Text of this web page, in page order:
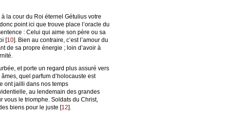
la cour du Roi éternel Gétulius votre
point ici que trouve place l’oracle du
: Celui qui aime son père ou sa
[10]. Bien au contraire, c’est l’amour du
de sa propre énergie ; loin d’avoir à
et porte un regard plus assuré vers
quel parfum d’holocauste est
ont jailli dans nos temps
au lendemain des grandes
vous le triomphe. Soldats du Christ,
biens pour le juste [12].